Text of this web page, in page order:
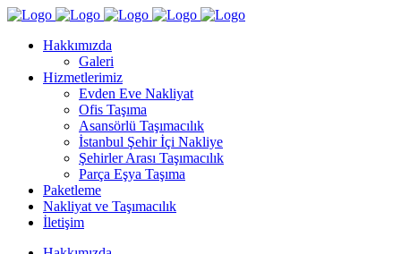
Hakkımızda
Galeri
Hizmetlerimiz
Evden Eve Nakliyat
Ofis Taşıma
Asansörlü Taşımacılık
İstanbul Şehir İçi Nakliye
Şehirler Arası Taşımacılık
Parça Eşya Taşıma
Paketleme
Nakliyat ve Taşımacılık
İletişim